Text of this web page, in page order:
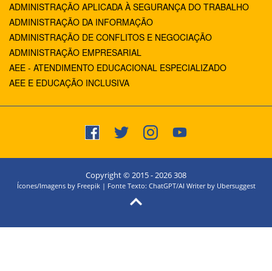
ADMINISTRAÇÃO APLICADA À SEGURANÇA DO TRABALHO
ADMINISTRAÇÃO DA INFORMAÇÃO
ADMINISTRAÇÃO DE CONFLITOS E NEGOCIAÇÃO
ADMINISTRAÇÃO EMPRESARIAL
AEE - ATENDIMENTO EDUCACIONAL ESPECIALIZADO
AEE E EDUCAÇÃO INCLUSIVA
Copyright © 2015 -2026308
Ícones/Imagens by Freepik | Fonte Texto: ChatGPT/AI Writer by Ubersuggest